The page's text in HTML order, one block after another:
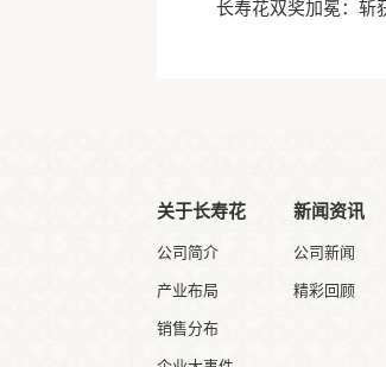
长寿花双奖加冕：斩
关于长寿花
公司简介
产业布局
销售分布
新闻资讯
公司新闻
精彩回顾